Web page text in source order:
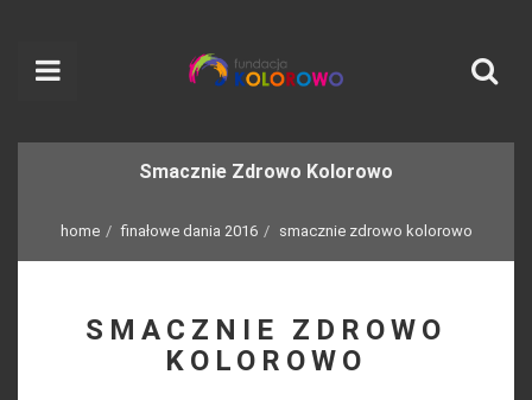
Smacznie Zdrowo Kolorowo
home finałowe dania 2016 smacznie zdrowo kolorowo
SMACZNIE ZDROWO
KOLOROWO